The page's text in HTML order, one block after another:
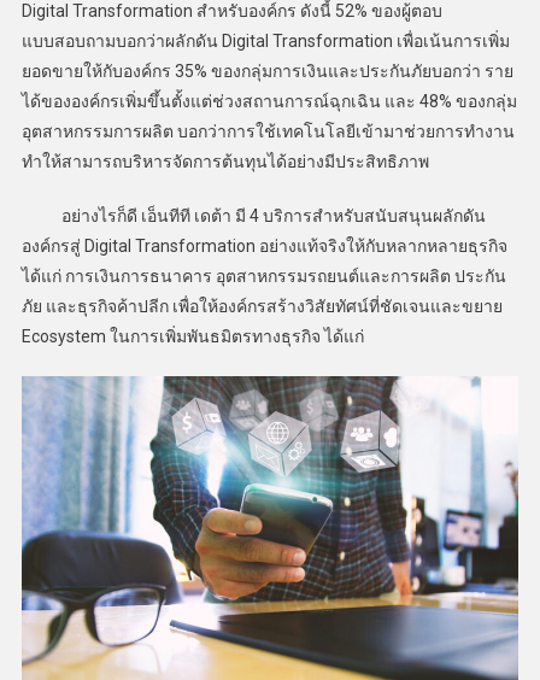
Digital Transformation สำหรับองค์กร ดังนี้ 52% ของผู้ตอบ
แบบสอบถามบอกว่าผลักดัน Digital Transformation เพื่อเน้นการเพิ่ม
ยอดขายให้กับองค์กร 35% ของกลุ่มการเงินและประกันภัยบอกว่า ราย
ได้ขององค์กรเพิ่มขึ้นตั้งแต่ช่วงสถานการณ์ฉุกเฉิน และ 48% ของกลุ่ม
อุตสาหกรรมการผลิต บอกว่าการใช้เทคโนโลยีเข้ามาช่วยการทำงาน
ทำให้สามารถบริหารจัดการต้นทุนได้อย่างมีประสิทธิภาพ
อย่างไรก็ดี เอ็นทีที เดต้า มี 4 บริการสำหรับสนับสนุนผลักดัน
องค์กรสู่ Digital Transformation อย่างแท้จริงให้กับหลากหลายธุรกิจ
ได้แก่ การเงินการธนาคาร อุตสาหกรรมรถยนต์และการผลิต ประกัน
ภัย และธุรกิจค้าปลีก เพื่อให้องค์กรสร้างวิสัยทัศน์ที่ชัดเจนและขยาย
Ecosystem ในการเพิ่มพันธมิตรทางธุรกิจ ได้แก่